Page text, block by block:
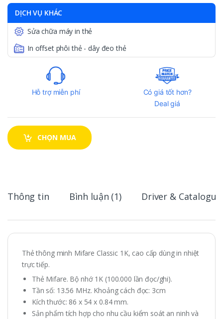
DỊCH VỤ KHÁC
Sửa chữa máy in thẻ
In offset phôi thẻ - dây đeo thẻ
Hỗ trợ miễn phí
Có giá tốt hơn?
Deal giá
CHỌN MUA
Thông tin Bình luận (1) Driver & Catalogue
Thẻ thông minh Mifare Classic 1K, cao cấp dùng in nhiệt
trực tiếp.
Thẻ Mifare. Bộ nhớ 1K (100.000 lần đọc/ghi).
Tần số: 13.56 MHz. Khoảng cách đọc: 3cm
Kích thước: 86 x 54 x 0.84 mm.
Sản phẩm tích hợp cho nhu cầu kiểm soát an ninh và